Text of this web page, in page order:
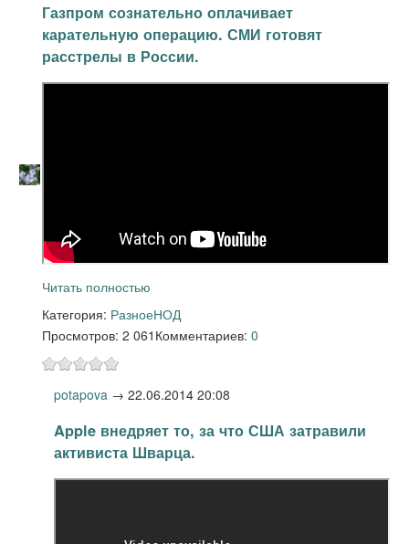
Газпром сознательно оплачивает
карательную операцию. СМИ готовят
расстрелы в России.
Читать полностью
Категория: РазноеНОД
Просмотров: 2 061 Комментариев: 0
potapova → 22.06.2014 20:08
Apple внедряет то, за что США затравили
активиста Шварца.